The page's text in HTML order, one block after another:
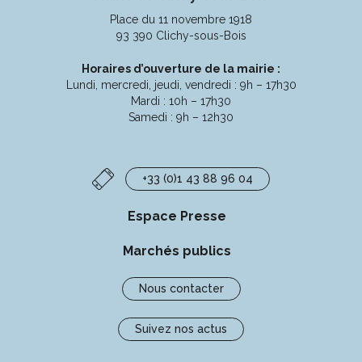
compte
Facebook
compte
Instagram
compte
Linkedin
chaîne
Youtube
Place du 11 novembre 1918
93 390 Clichy-sous-Bois
Horaires d’ouverture de la mairie :
Lundi, mercredi, jeudi, vendredi : 9h – 17h30
Mardi : 10h – 17h30
Samedi : 9h – 12h30
+33 (0)1 43 88 96 04
Espace Presse
Marchés publics
Nous contacter
Suivez nos actus